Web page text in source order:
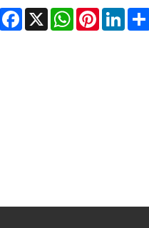
Facebook
X WhatsAppPinterest